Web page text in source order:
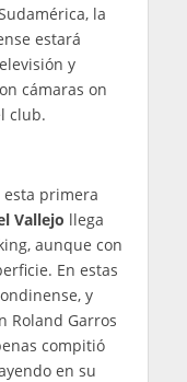
la
estará
y
cámaras on
club.
primera
Vallejo llega
aunque con
En estas
y
Roland Garros
compitió
en su